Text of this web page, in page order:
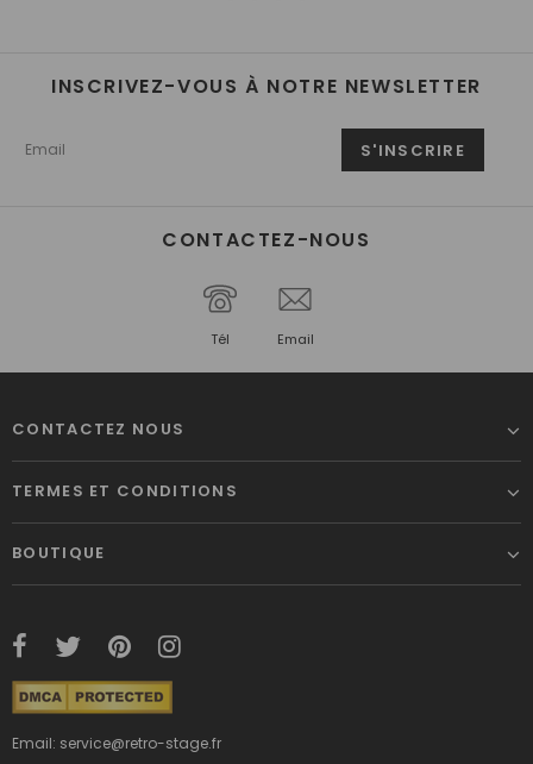
INSCRIVEZ-VOUS À NOTRE NEWSLETTER
CONTACTEZ-NOUS
Tél Email
CONTACTEZ NOUS
TERMES ET CONDITIONS
BOUTIQUE
Email: service@retro-stage.fr